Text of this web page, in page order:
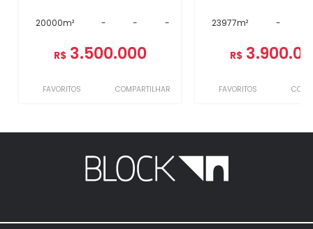
20000m² - - -
R$ 3.500.000
FAVORITOS COMPARTILHAR
23977m² -
R$
FAVORITOS